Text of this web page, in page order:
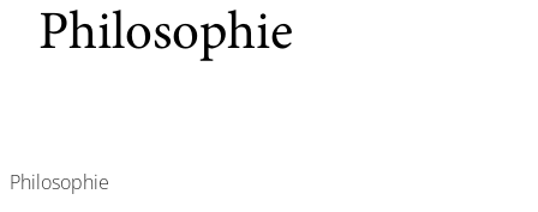
Philosophie
Philosophie